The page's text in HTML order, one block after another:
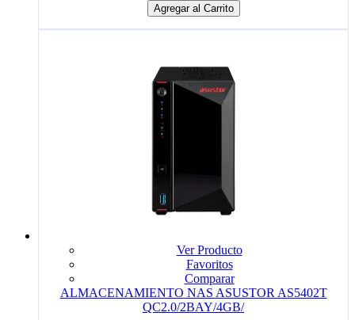
Agregar al Carrito
Ver Producto
Favoritos
Comparar
ALMACENAMIENTO NAS ASUSTOR AS5402T
QC2.0/2BAY/4GB/